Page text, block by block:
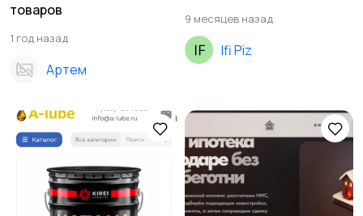
товаров
1 год назад
Артем
9 месяцев назад
Ifi Piz